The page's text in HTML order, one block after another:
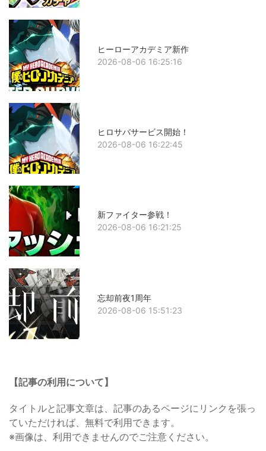
ヒーローアカデミア新作
2026-08-06 16:25:16
ヒロサバサービス開始！
2026-08-06 16:22:45
新ファイター参戦！
2026-08-06 16:21:25
忘却前夜1周年
2026-08-06 15:51:23
【記事の利用について】
タイトルと記事文章は、記事のあるページにリンクを張っ
ていただければ、無料で利用できます。
※画像は、利用できませんのでご注意ください。